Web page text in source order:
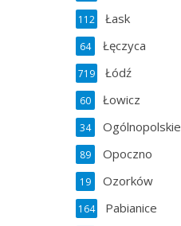
Łask
112
Łęczyca
64
Łódź
719
Łowicz
60
Ogólnopolskie
34
Opoczno
89
Ozorków
19
Pabianice
164